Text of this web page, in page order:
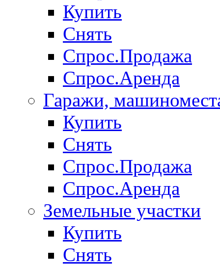
Купить
Снять
Спрос.Продажа
Спрос.Аренда
Гаражи,
Купить
Снять
Спрос.Продажа
Спрос.Аренда
Земельные участки
Купить
Снять